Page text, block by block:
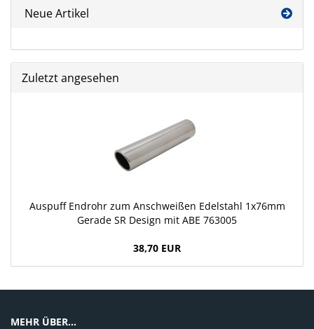
Neue Artikel
Zuletzt angesehen
Auspuff Endrohr zum Anschweißen Edelstahl 1x76mm
Gerade SR Design mit ABE 763005
38,70 EUR
MEHR ÜBER...